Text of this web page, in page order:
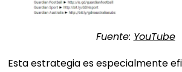
Fuente: YouTube
Esta estrategia es especialmente